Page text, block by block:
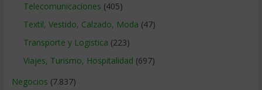
Telecomunicaciones (405)
Textil, Vestido, Calzado, Moda (47)
Transporte y Logistica (223)
Viajes, Turismo, Hospitalidad (697)
Negocios (7.837)